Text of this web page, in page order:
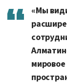
«Мы